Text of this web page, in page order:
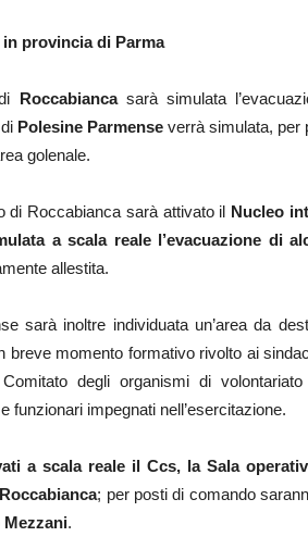
provincia di Parma
Roccabiancasarà simulata
Polesine Parmense verrà simulata, per
golenale.
di Roccabianca sarà attivato il Nucleo
a scala reale l’evacuazione di
allestita.
sarà inoltre individuata un’area da
breve momento formativo rivolto ai
degli organismi di
funzionari impegnati nell’esercitazione.
a scala reale il Ccs, la Sala
; per posti di comando
.